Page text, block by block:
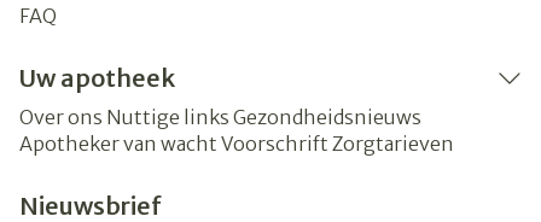
FAQ
Uw apotheek
Over ons Nuttige links Gezondheidsnieuws
Apotheker van wacht Voorschrift Zorgtarieven
Nieuwsbrief